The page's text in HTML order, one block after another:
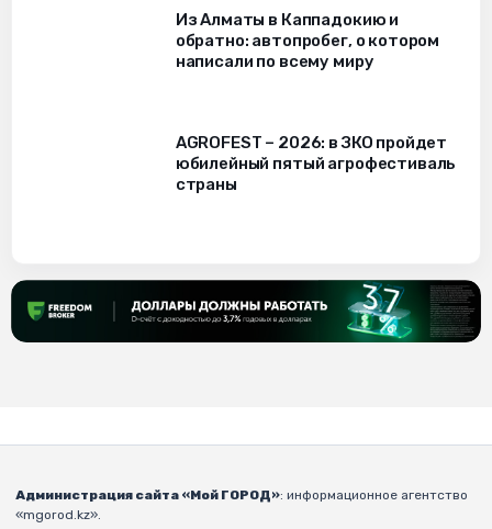
Из Алматы в Каппадокию и
обратно: автопробег, о котором
написали по всему миру
AGROFEST – 2026: в ЗКО пройдет
юбилейный пятый агрофестиваль
страны
Администрация сайта «Мой ГОРОД»: информационное агентство
«mgorod.kz».